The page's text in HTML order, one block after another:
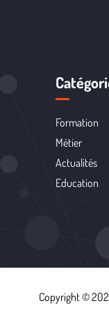
Formation
Métier
Actualités
Education
Copyright ©